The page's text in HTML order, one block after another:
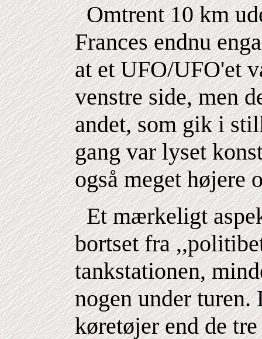
Omtrent 10 km
Frances endnu
at et UFO/UFO'et
venstre side, men
andet, som gik i
gang var lyset
også meget højere
Et mærkeligt
bortset fra
tankstationen,
nogen under
køretøjer end de